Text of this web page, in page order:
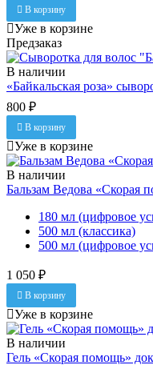
В корзину
Уже в корзине
Предзаказ
В наличии
«Байкальская роза»
800 ₽
В корзину
Уже в корзине
В наличии
Бальзам Ведова
180 мл (цифровое
500 мл (классика)
500 мл (цифровое
1 050 ₽
В корзину
Уже в корзине
В наличии
Гель «Скорая помощь»